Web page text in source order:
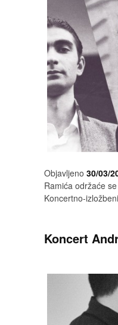
Objavljeno 30/03/
Ramića održaće
Koncertno-
Koncert